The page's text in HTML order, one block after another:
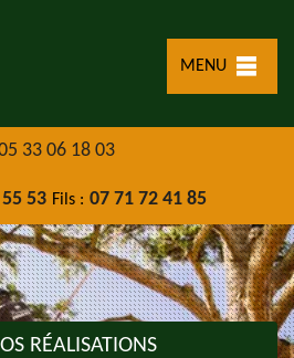
MENU
33 06 18 03
53 Fils : 07 71 72 41 85
RÉALISATIONS